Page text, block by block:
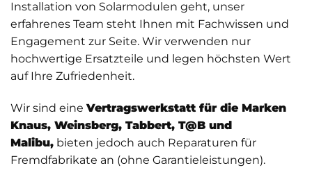
Installation von Solarmodulen geht, unser
erfahrenes Team steht Ihnen mit Fachwissen und
Engagement zur Seite. Wir verwenden nur
hochwertige Ersatzteile und legen höchsten Wert
auf Ihre Zufriedenheit.
Wir sind eine Vertragswerkstatt für die Marken
Knaus, Weinsberg, Tabbert, T@B und
Malibu, bieten jedoch auch Reparaturen für
Fremdfabrikate an (ohne Garantieleistungen).